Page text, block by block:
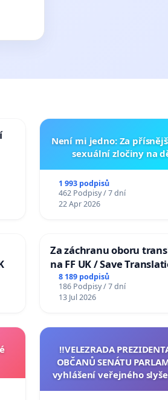
Není mi jedno: Za
sexuální zločiny na
1 993 podpisů
462 Podpisy / 7 dní
22 Apr 2026
Za záchranu oboru
na FF UK / Save
Studies at the Faculty of
Charles University
8 189 podpisů
186 Podpisy / 7 dní
13 Jul 2026
‼️VELEZRADA
OBČANŮ SENÁTU
vyhlášení veřejného